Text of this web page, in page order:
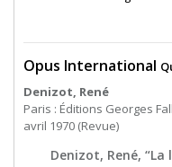
Opus International
Denizot, René
Paris : Éditions Georges Fall
avril 1970 (Revue)
Denizot, René,